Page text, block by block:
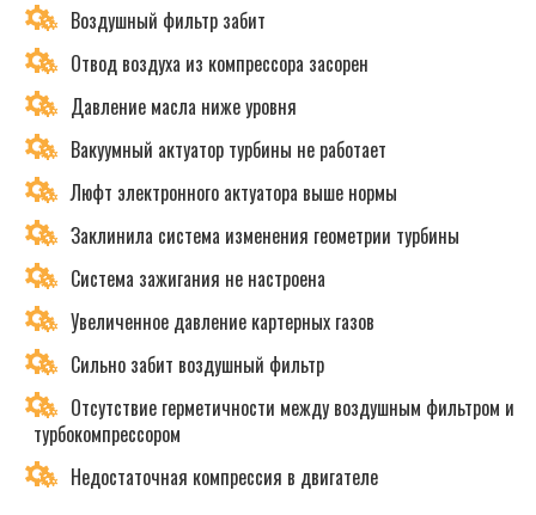
Воздушный фильтр забит
Отвод воздуха из компрессора засорен
Давление масла ниже уровня
Вакуумный актуатор турбины не работает
Люфт электронного актуатора выше нормы
Заклинила система изменения геометрии турбины
Система зажигания не настроена
Увеличенное давление картерных газов
Сильно забит воздушный фильтр
Отсутствие герметичности между воздушным фильтром и
турбокомпрессором
Недостаточная компрессия в двигателе